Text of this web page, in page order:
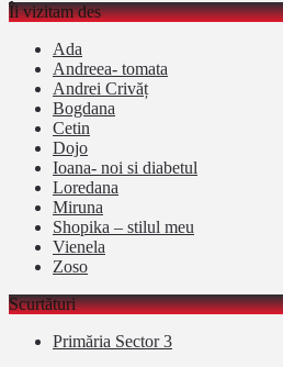
Îi vizitam des
Ada
Andreea- tomata
Andrei Crivăț
Bogdana
Cetin
Dojo
Ioana- noi si diabetul
Loredana
Miruna
Shopika – stilul meu
Vienela
Zoso
Scurtături
Primăria Sector 3